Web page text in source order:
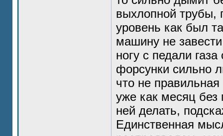
выхлопной трубы,
уровень как был
машину не
ногу с педали
форсунки сильно
что не
уже как месяц без
ней делать,
Единственная